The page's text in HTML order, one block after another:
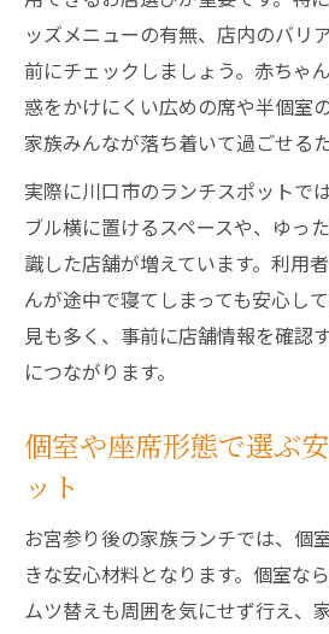
ッズメニューの有無、店内のバリ
前にチェックしましょう。赤ちゃ
惑をかけにくい広めの席や半個室
家族みんなが落ち着いて過ごせる
実際に川口市のランチスポットで
ブル横に置けるスペースや、ゆっ
識した店舗が増えています。利用
んが途中で寝てしまっても安心し
見も多く、事前に店舗情報を確認
につながります。
個室や座席形態で選ぶ
ット
お宮参り後の家族ランチでは、個
きな安心材料となります。個室な
ムツ替えも周囲を気にせず行え、